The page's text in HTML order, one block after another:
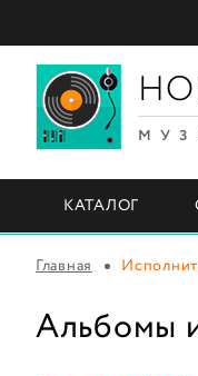
КАТАЛОГ
Главная
Альбомы